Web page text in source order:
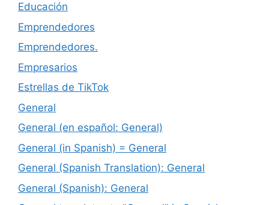
Educación
Emprendedores
Emprendedores.
Empresarios
Estrellas de TikTok
General
General (en español: General)
General (in Spanish) = General
General (Spanish Translation): General
General (Spanish): General